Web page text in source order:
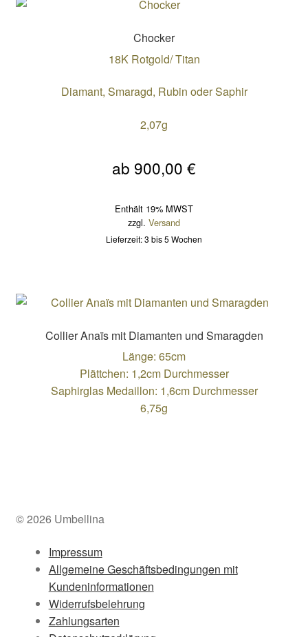
Chocker
18K Rotgold/ Titan
Diamant, Smaragd, Rubin oder Saphir
2,07g
ab 900,00 €
Enthält 19% MWST
zzgl. Versand
Lieferzeit: 3 bis 5 Wochen
Collier Anaïs mit Diamanten und Smaragden
Länge: 65cm
Plättchen: 1,2cm Durchmesser
Saphirglas Medaillon: 1,6cm Durchmesser
6,75g
© 2026 Umbellina
Impressum
Allgemeine Geschäftsbedingungen mit
Kundeninformationen
Widerrufsbelehrung
Zahlungsarten